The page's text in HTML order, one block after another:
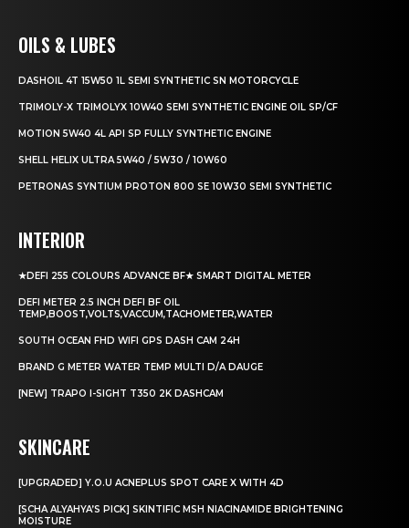
OILS & LUBES
DASHOIL 4T 15W50 1L SEMI SYNTHETIC SN MOTORCYCLE
TRIMOLY-X TRIMOLYX 10W40 SEMI SYNTHETIC ENGINE OIL SP/CF
MOTION 5W40 4L API SP FULLY SYNTHETIC ENGINE
SHELL HELIX ULTRA 5W40 / 5W30 / 10W60
PETRONAS SYNTIUM PROTON 800 SE 10W30 SEMI SYNTHETIC
INTERIOR
★DEFI 255 COLOURS ADVANCE BF★ SMART DIGITAL METER
DEFI METER 2.5 INCH DEFI BF OIL
TEMP,BOOST,VOLTS,VACCUM,TACHOMETER,WATER
SOUTH OCEAN FHD WIFI GPS DASH CAM 24H
BRAND G METER WATER TEMP MULTI D/A DAUGE
[NEW] TRAPO I-SIGHT T350 2K DASHCAM
SKINCARE
[UPGRADED] Y.O.U ACNEPLUS SPOT CARE X WITH 4D
[SCHA ALYAHYA’S PICK] SKINTIFIC MSH NIACINAMIDE BRIGHTENING
MOISTURE